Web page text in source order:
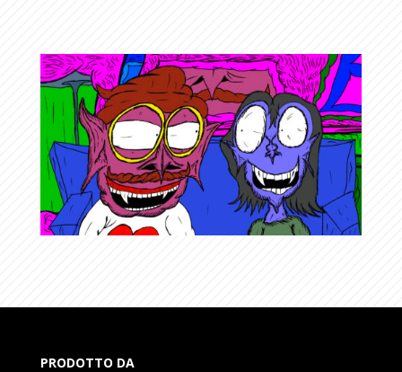
PRODOTTO DA